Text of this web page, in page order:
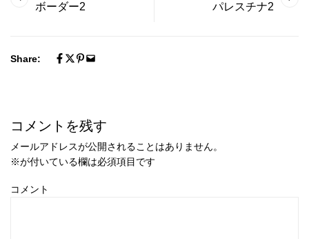
ボーダー2 パレスチナ2
Share:
コメントを残す
メールアドレスが公開されることはありません。
※が付いている欄は必須項目です
コメント